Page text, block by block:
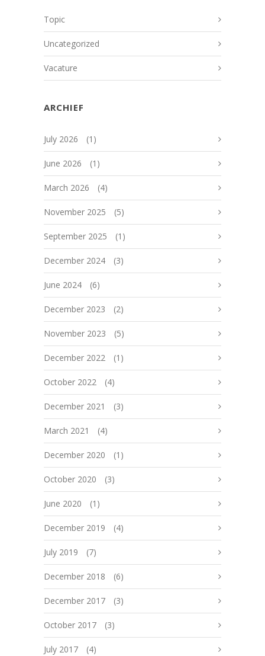
Topic
Uncategorized
Vacature
ARCHIEF
July 2026 (1)
June 2026 (1)
March 2026 (4)
November 2025 (5)
September 2025 (1)
December 2024 (3)
June 2024 (6)
December 2023 (2)
November 2023 (5)
December 2022 (1)
October 2022 (4)
December 2021 (3)
March 2021 (4)
December 2020 (1)
October 2020 (3)
June 2020 (1)
December 2019 (4)
July 2019 (7)
December 2018 (6)
December 2017 (3)
October 2017 (3)
July 2017 (4)